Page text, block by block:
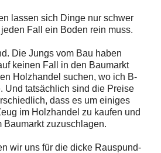
lassen sich Dinge nur schwer
Fall ein Boden rein muss.
Die Jungs vom Bau haben
keinen Fall in den Baumarkt
Holzhandel suchen, wo ich B-
Und tatsächlich sind die Preise
dass es um einiges
im Holzhandel zu kaufen und
Baumarkt zuzuschlagen.
wir uns für die dicke Rauspund-